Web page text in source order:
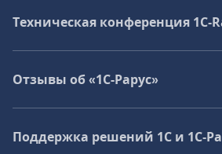
Техническая конференция
Отзывы об «1С-Рарус»
Поддержка решений 1С и